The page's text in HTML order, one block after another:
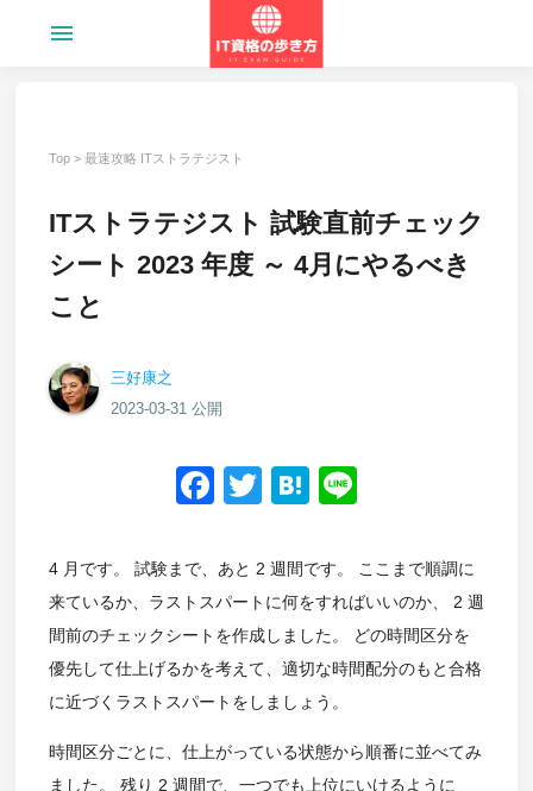
menu
Top> 最速攻略 ITストラテジスト
ITストラテジスト 試験直前チェック
シート 2023 年度 ～ 4月にやるべき
こと
三好康之
2023-03-31 公開
Facebook
TwitterHatena
4 月です。 試験まで、あと 2 週間です。 ここまで順調に
来ているか、ラストスパートに何をすればいいのか、 2 週
間前のチェックシートを作成しました。 どの時間区分を
優先して仕上げるかを考えて、適切な時間配分のもと合格
に近づくラストスパートをしましょう。
時間区分ごとに、仕上がっている状態から順番に並べてみ
ました。 残り 2 週間で、一つでも上位にいけるように